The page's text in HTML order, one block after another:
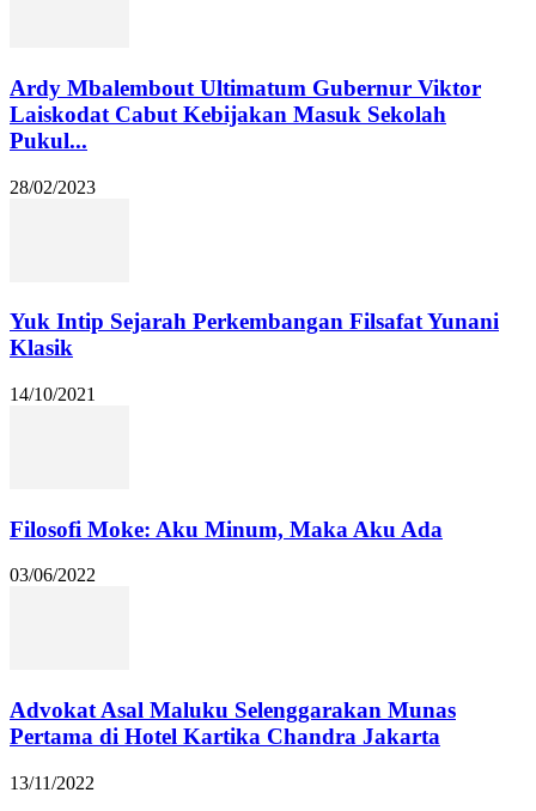
Ardy Mbalembout Ultimatum Gubernur Viktor
Laiskodat Cabut Kebijakan Masuk Sekolah
Pukul...
28/02/2023
Yuk Intip Sejarah Perkembangan Filsafat Yunani
Klasik
14/10/2021
Filosofi Moke: Aku Minum, Maka Aku Ada
03/06/2022
Advokat Asal Maluku Selenggarakan Munas
Pertama di Hotel Kartika Chandra Jakarta
13/11/2022